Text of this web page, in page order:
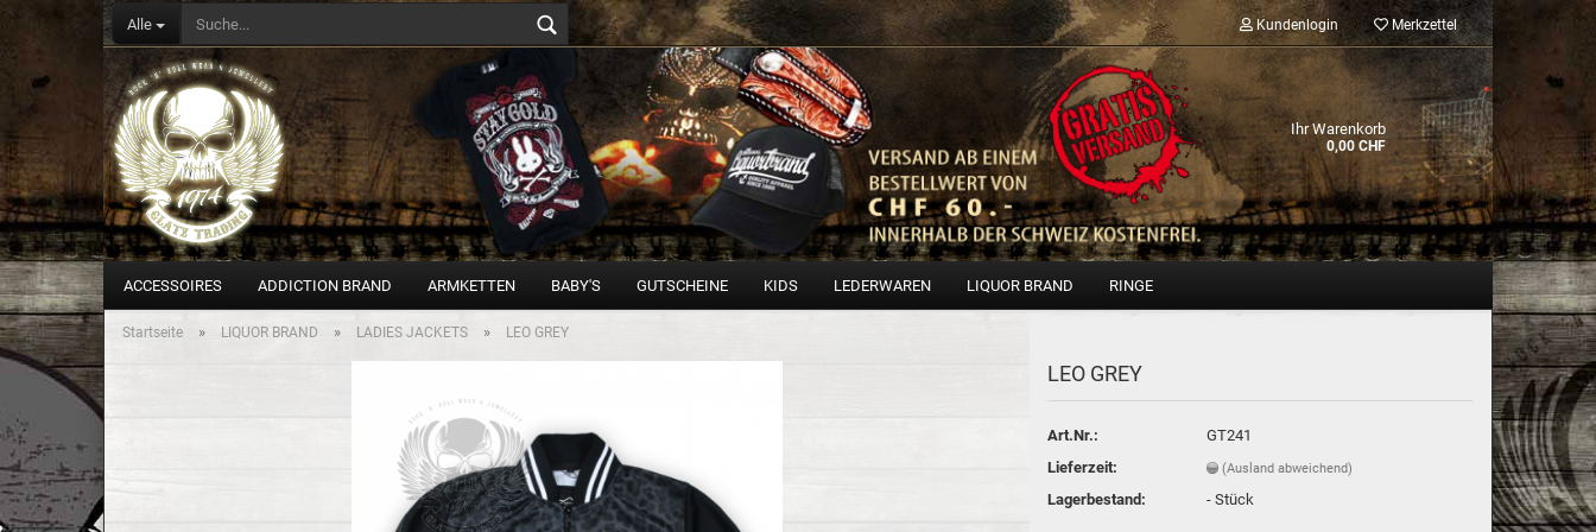
Kundenlogin
Konto erstellen
Passwort vergessen?
Merkzettel
Alle
Ihr Warenkorb
0,00 CHF
ACCESSOIRES ADDICTION BRAND ARMKETTEN BABY'S GUTSCHEINE KIDS LEDERWAREN LIQUOR BRAND RINGE
Startseite » LIQUOR BRAND » LADIES JACKETS » LEO GREY
LEO GREY
Art.Nr.:
GT241
Lieferzeit:
(Ausland abweichend)
Lagerbestand: - Stück